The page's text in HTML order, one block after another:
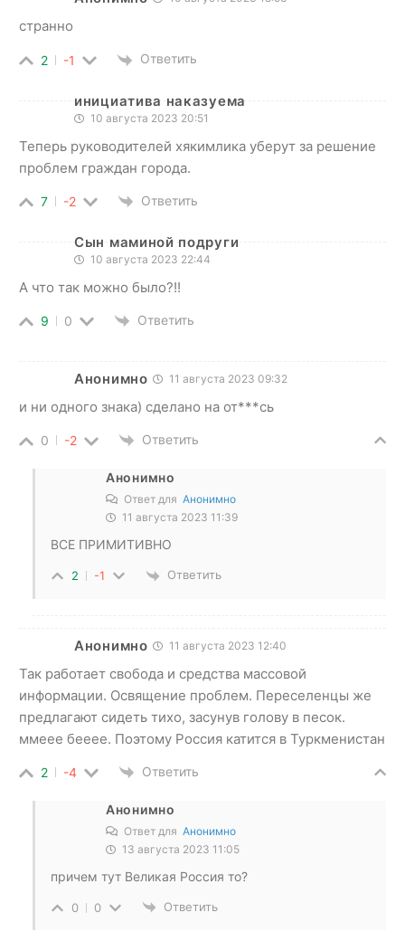
странно
2 -1 Ответить
инициатива наказуема
10 августа 2023 20:51
Теперь руководителей хякимлика уберут за решение
проблем граждан города.
7 -2 Ответить
Сын маминой подруги
10 августа 2023 22:44
А что так можно было?!!
9 0 Ответить
Анонимно 11 августа 2023 09:32
и ни одного знака) сделано на от***сь
0 -2 Ответить
Анонимно
Ответ для Анонимно
11 августа 2023 11:39
ВСЕ ПРИМИТИВНО
2 -1 Ответить
Анонимно 11 августа 2023 12:40
Так работает свобода и средства массовой
информации. Освящение проблем. Переселенцы же
предлагают сидеть тихо, засунув голову в песок.
ммеее бееее. Поэтому Россия катится в Туркменистан
2 -4 Ответить
Анонимно
Ответ для Анонимно
13 августа 2023 11:05
причем тут Великая Россия то?
0 0 Ответить